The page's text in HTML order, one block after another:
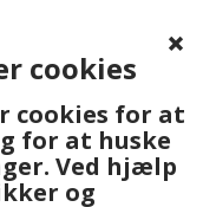
cookies
cookies for at
for at huske
Ved hjælp
og